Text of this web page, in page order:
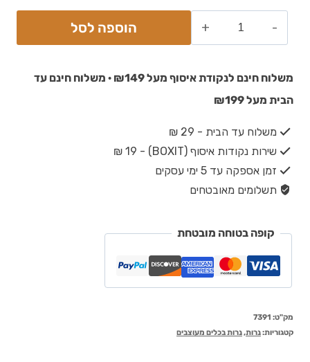
הוספה לסל
משלוח חינם לנקודת איסוף מעל ₪149 · משלוח חינם עד
הבית מעל ₪199
משלוח עד הבית - 29 ₪
שירות נקודות איסוף (BOXIT) - 19 ₪
זמן אספקה עד 5 ימי עסקים
תשלומים מאובטחים
קופה בטוחה מובטחת
מק"ט: 7391
קטגוריות:נרות,נרות בכלים מעוצבים